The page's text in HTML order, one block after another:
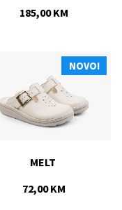
185,00 KM
NOVO!
MELT
72,00 KM